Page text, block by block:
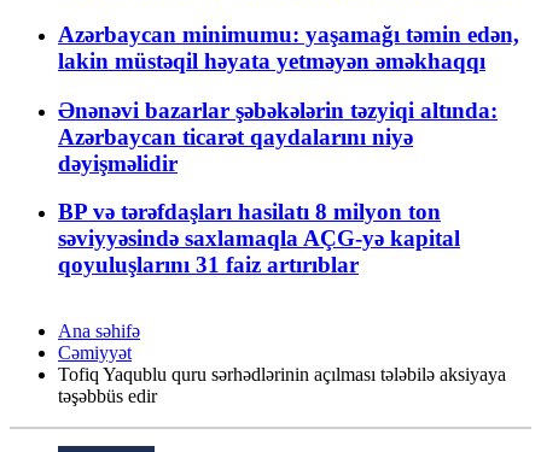
Azərbaycan minimumu: yaşamağı təmin edən,
lakin müstəqil həyata yetməyən əməkhaqqı
Ənənəvi bazarlar şəbəkələrin təzyiqi altında:
Azərbaycan ticarət qaydalarını niyə
dəyişməlidir
BP və tərəfdaşları hasilatı 8 milyon ton
səviyyəsində saxlamaqla AÇG-yə kapital
qoyuluşlarını 31 faiz artırıblar
Ana səhifə
Cəmiyyət
Tofiq Yaqublu quru sərhədlərinin açılması tələbilə aksiyaya
təşəbbüs edir